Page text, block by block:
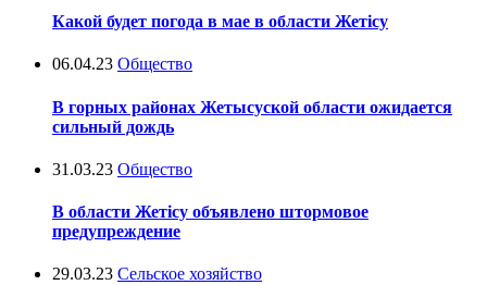
Какой будет погода в мае в области Жетісу
06.04.23 Общество
В горных районах Жетысуской области ожидается
сильный дождь
31.03.23 Общество
В области Жетісу объявлено штормовое
предупреждение
29.03.23 Сельское хозяйство